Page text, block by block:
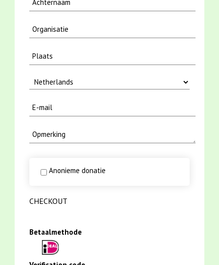
Anonieme donatie
CHECKOUT
Betaalmethode